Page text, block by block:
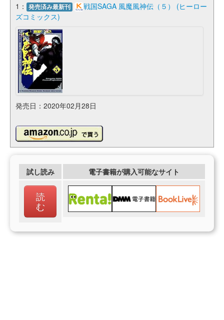
1： 発売済み最新刊
戦国SAGA 風魔風神伝（５） (ヒーロー
ズコミックス)
発売日：2020年02月28日
試し読み 電子書籍が購入可能なサイト
読
む